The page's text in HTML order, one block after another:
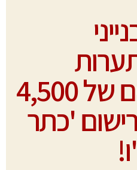
חסרת תקדים של 4,500
'כתר